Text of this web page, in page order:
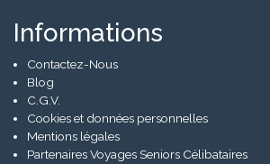
Informations
Contactez-Nous
Blog
C.G.V.
Cookies et données personnelles
Mentions légales
Partenaires Voyages Seniors Célibataires